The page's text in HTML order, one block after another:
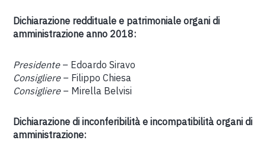
Dichiarazione reddituale e patrimoniale organi di
amministrazione anno 2018:
Presidente– Edoardo Siravo
Consigliere– Filippo Chiesa
Consigliere– Mirella Belvisi
Dichiarazione di inconferibilità e incompatibilità organi di
amministrazione: